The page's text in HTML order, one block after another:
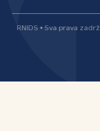
RNIDS • Sva prava